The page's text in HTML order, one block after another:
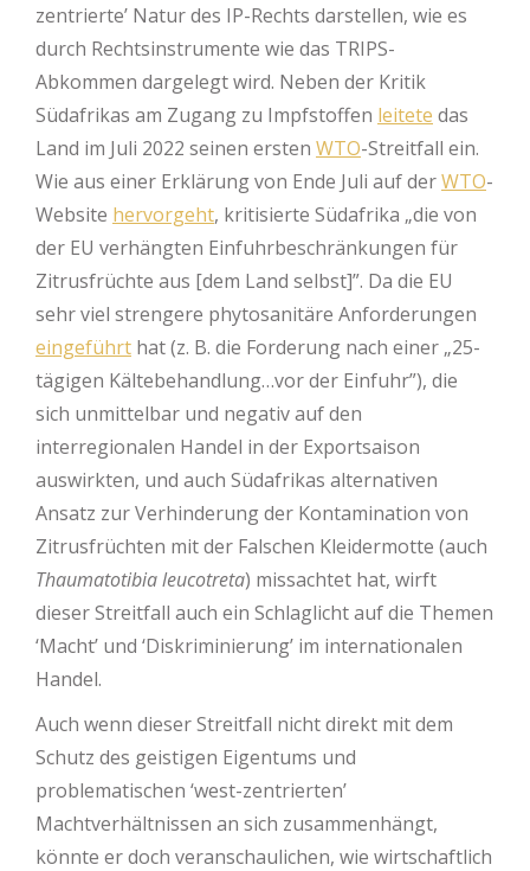
zentrierte’ Natur des IP-Rechts darstellen, wie es
durch Rechtsinstrumente wie das TRIPS-
Abkommen dargelegt wird. Neben der Kritik
Südafrikas am Zugang zu Impfstoffen leitete das
Land im Juli 2022 seinen ersten WTO-Streitfall ein.
Wie aus einer Erklärung von Ende Juli auf derWTO-
Website hervorgeht, kritisierte Südafrika „die von
der EU verhängten Einfuhrbeschränkungen für
Zitrusfrüchte aus [dem Land selbst]”. Da die EU
sehr viel strengere phytosanitäre Anforderungen
eingeführt hat (z. B. die Forderung nach einer „25-
tägigen Kältebehandlung…vor der Einfuhr”), die
sich unmittelbar und negativ auf den
interregionalen Handel in der Exportsaison
auswirkten, und auch Südafrikas alternativen
Ansatz zur Verhinderung der Kontamination von
Zitrusfrüchten mit der Falschen Kleidermotte (auch
Thaumatotibia leucotreta) missachtet hat, wirft
dieser Streitfall auch ein Schlaglicht auf die Themen
‘Macht’ und ‘Diskriminierung’ im internationalen
Handel.
Auch wenn dieser Streitfall nicht direkt mit dem
Schutz des geistigen Eigentums und
problematischen ‘west-zentrierten’
Machtverhältnissen an sich zusammenhängt,
könnte er doch veranschaulichen, wie wirtschaftlich